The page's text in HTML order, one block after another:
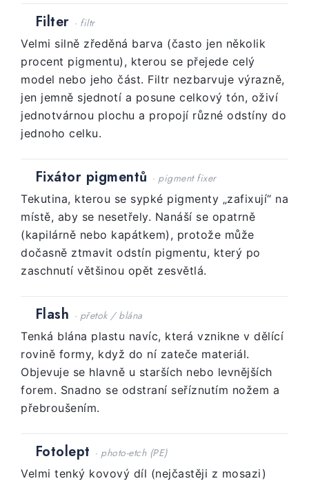
Filter · filtr
Velmi silně zředěná barva (často jen několik
procent pigmentu), kterou se přejede celý
model nebo jeho část. Filtr nezbarvuje výrazně,
jen jemně sjednotí a posune celkový tón, oživí
jednotvárnou plochu a propojí různé odstíny do
jednoho celku.
Fixátor pigmentů · pigment fixer
Tekutina, kterou se sypké pigmenty „zafixují“ na
místě, aby se nesetřely. Nanáší se opatrně
(kapilárně nebo kapátkem), protože může
dočasně ztmavit odstín pigmentu, který po
zaschnutí většinou opět zesvětlá.
Flash · přetok / blána
Tenká blána plastu navíc, která vznikne v dělící
rovině formy, když do ní zateče materiál.
Objevuje se hlavně u starších nebo levnějších
forem. Snadno se odstraní seříznutím nožem a
přebroušením.
Fotolept · photo-etch (PE)
Velmi tenký kovový díl (nejčastěji z mosazi)